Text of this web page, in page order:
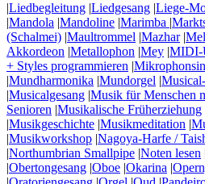
|Liedbegleitung |Liedgesang |Liege-
|Mandola |Mandoline |Marimba |
(Schalmei) |Maultrommel |Mazhar|
Akkordeon |Metallophon |Mey |MIDI-
+ Styles programmieren |
|Mundharmonika |Mundorgel |
|Musicalgesang |Musik für Menschen
Senioren |Musikalische Früherziehung
|Musikgeschichte |Musikmeditation |
|Musikworkshop |Nagoya-Harfe /
|Northumbrian Smallpipe |Noten lesen
|Obertongesang |Oboe |Okarina |